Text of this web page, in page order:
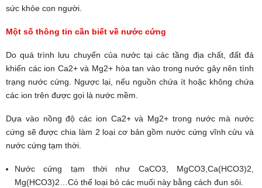
sức khỏe con người.
Một số thông tin cần biết về nước cứng
Do quá trình lưu chuyển của nước tại các tầng địa chất, đất đá
khiến các ion Ca2+ và Mg2+ hòa tan vào trong nước gây nên tình
trạng nước cứng. Ngược lại, nếu nguồn chứa ít hoặc không chứa
các ion trên được gọi là nước mềm.
Dựa vào nồng độ các ion Ca2+ và Mg2+ trong nước mà nước
cứng sẽ được chia làm 2 loại cơ bản gồm nước cứng vĩnh cửu và
nước cứng tạm thời.
Nước cứng tạm thời như CaCO3, MgCO3,Ca(HCO3)2,
Mg(HCO3)2…Có thể loại bỏ các muối này bằng cách đun sôi.